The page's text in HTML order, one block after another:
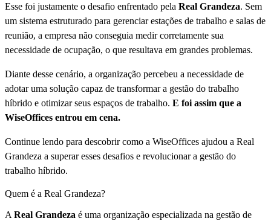
Esse foi justamente o desafio enfrentado pela Real Grandeza. Sem
um sistema estruturado para gerenciar estações de trabalho e salas de
reunião, a empresa não conseguia medir corretamente sua
necessidade de ocupação, o que resultava em grandes problemas.
Diante desse cenário, a organização percebeu a necessidade de
adotar uma solução capaz de transformar a gestão do trabalho
híbrido e otimizar seus espaços de trabalho. E foi assim que a
WiseOffices entrou em cena.
Continue lendo para descobrir como a WiseOffices ajudou a Real
Grandeza a superar esses desafios e revolucionar a gestão do
trabalho híbrido.
Quem é a Real Grandeza?
A Real Grandeza é uma organização especializada na gestão de